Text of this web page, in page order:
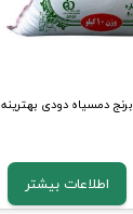
برنج دمسیاه دودی بهترینه
اطلاعات بیشتر